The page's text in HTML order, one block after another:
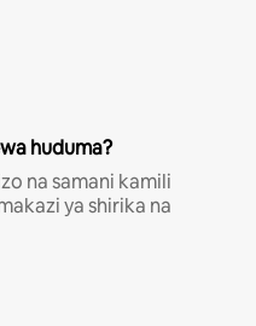
huduma?
na samani kamili
ya shirika na